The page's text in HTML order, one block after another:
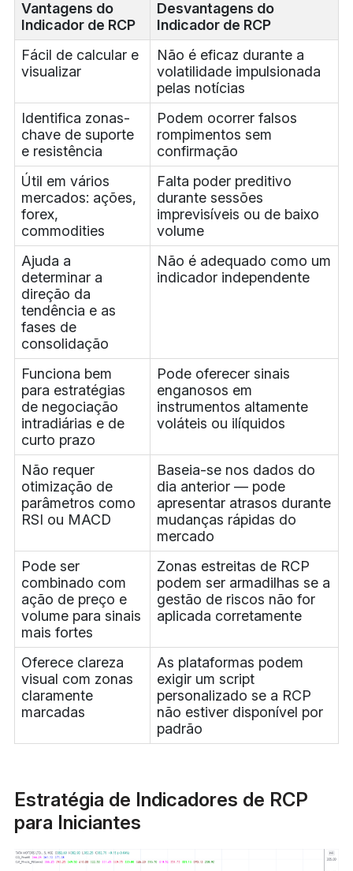
Vantagens do
Indicador de RCP
Desvantagens do
Indicador de RCP
Fácil de calcular e
visualizar
Não é eficaz durante a
volatilidade impulsionada
pelas notícias
Identifica zonas-
chave de suporte
e resistência
Podem ocorrer falsos
rompimentos sem
confirmação
Útil em vários
mercados: ações,
forex,
commodities
Falta poder preditivo
durante sessões
imprevisíveis ou de baixo
volume
Ajuda a
determinar a
direção da
tendência e as
fases de
consolidação
Não é adequado como um
indicador independente
Funciona bem
para estratégias
de negociação
intradiárias e de
curto prazo
Pode oferecer sinais
enganosos em
instrumentos altamente
voláteis ou ilíquidos
Não requer
otimização de
parâmetros como
RSI ou MACD
Baseia-se nos dados do
dia anterior — pode
apresentar atrasos durante
mudanças rápidas do
mercado
Pode ser
combinado com
ação de preço e
volume para sinais
mais fortes
Zonas estreitas de RCP
podem ser armadilhas se a
gestão de riscos não for
aplicada corretamente
Oferece clareza
visual com zonas
claramente
marcadas
As plataformas podem
exigir um script
personalizado se a RCP
não estiver disponível por
padrão
Estratégia de Indicadores de RCP
para Iniciantes